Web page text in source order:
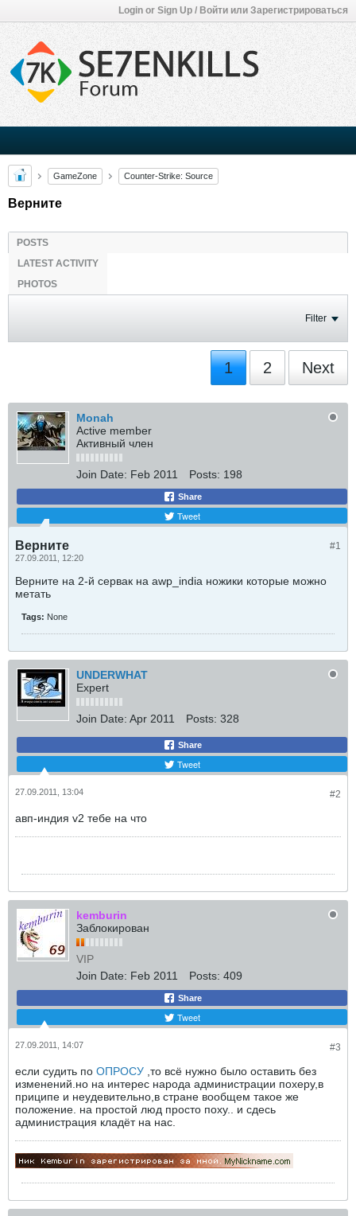
Login or Sign Up / Войти или Зарегистрироваться
GameZone Counter-Strike: Source
Верните
POSTS
LATEST ACTIVITY
PHOTOS
Filter
1 2 Next
Monah
Active member
Активный член
Join Date: Feb 2011 Posts: 198
Share
Tweet
#1
Верните
27.09.2011, 12:20
Верните на 2-й сервак на awp_india ножики которые можно
метать
Tags: None
UNDERWHAT
Expert
Join Date: Apr 2011 Posts: 328
Share
Tweet
#2
27.09.2011, 13:04
авп-индия v2 тебе на что
kemburin
Заблокирован
VIP
Join Date: Feb 2011 Posts: 409
Share
Tweet
#3
27.09.2011, 14:07
если судить по ОПРОСУ ,то всё нужно было оставить без
изменений.но на интерес народа администрации похеру,в
приципе и неудевительно,в стране вообщем такое же
положение. на простой люд просто поху.. и сдесь
администрация кладёт на нас.